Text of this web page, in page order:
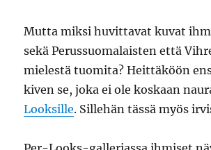
Mutta miksi huvittavat kuvat
sekä Perussuomalaisten että
mielestä tuomita? Heittäköön
kiven se, joka ei ole koskaan
Looksille. Sillehän tässä myös